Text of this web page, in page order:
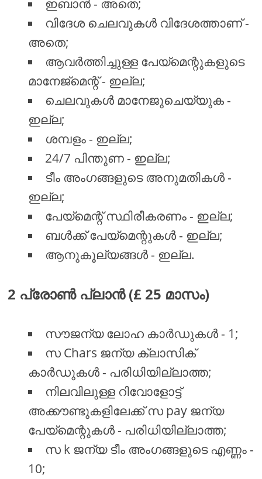
ഇബാൻ - അതെ;
വിദേശ ചെലവുകൾ വിദേശത്താണ് -
അതെ;
ആവർത്തിച്ചുള്ള പേയ്മെന്റുകളുടെ
മാനേജ്മെന്റ് - ഇല്ല;
ചെലവുകൾ മാനേജുചെയ്യുക -
ഇല്ല;
ശമ്പളം - ഇല്ല;
24/7 പിന്തുണ - ഇല്ല;
ടീം അംഗങ്ങളുടെ അനുമതികൾ -
ഇല്ല;
പേയ്മെന്റ് സ്ഥിരീകരണം - ഇല്ല;
ബൾക്ക് പേയ്മെന്റുകൾ - ഇല്ല;
ആനുകൂല്യങ്ങൾ - ഇല്ല.
2 പ്രോൺ പ്ലാൻ (£ 25 മാസം)
സൗജന്യ ലോഹ കാർഡുകൾ - 1;
സ Chars ജന്യ ക്ലാസിക്
കാർഡുകൾ - പരിധിയില്ലാത്ത;
നിലവിലുള്ള റിവോളോട്ട്
അക്കൗണ്ടുകളിലേക്ക് സ pay ജന്യ
പേയ്മെന്റുകൾ - പരിധിയില്ലാത്ത;
സ k ജന്യ ടീം അംഗങ്ങളുടെ എണ്ണം -
10;